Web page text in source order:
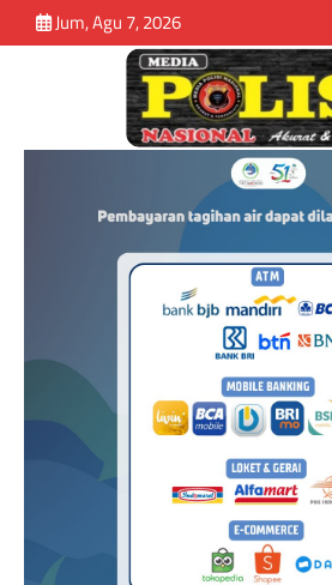
Jum, Agu 7, 2026